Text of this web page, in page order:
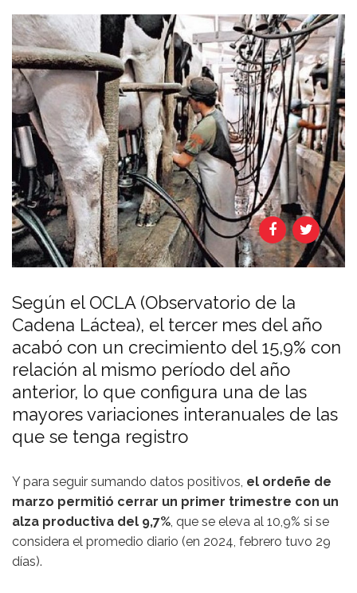
Según el OCLA (Observatorio de la
Cadena Láctea), el tercer mes del año
acabó con un crecimiento del 15,9% con
relación al mismo período del año
anterior, lo que configura una de las
mayores variaciones interanuales de las
que se tenga registro
Y para seguir sumando datos positivos, el ordeñe de
marzo permitió cerrar un primer trimestre con un
alza productiva del 9,7%, que se eleva al 10,9% si se
considera el promedio diario (en 2024, febrero tuvo 29
días).